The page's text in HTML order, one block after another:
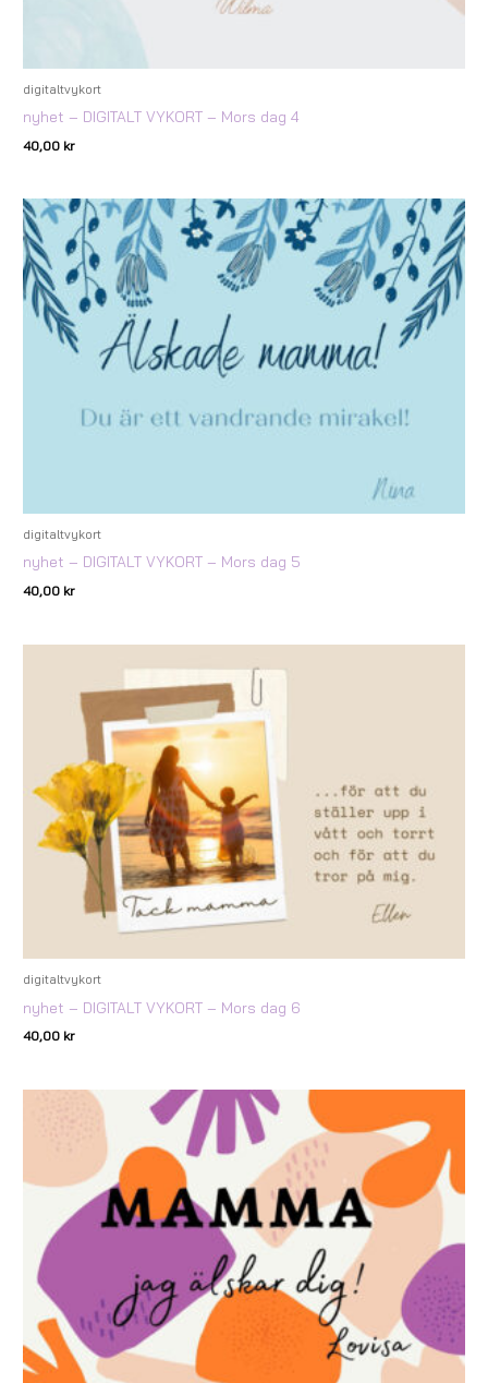
digitaltvykort
nyhet – DIGITALT VYKORT – Mors dag 4
40,00 kr
digitaltvykort
nyhet – DIGITALT VYKORT – Mors dag 5
40,00 kr
digitaltvykort
nyhet – DIGITALT VYKORT – Mors dag 6
40,00 kr